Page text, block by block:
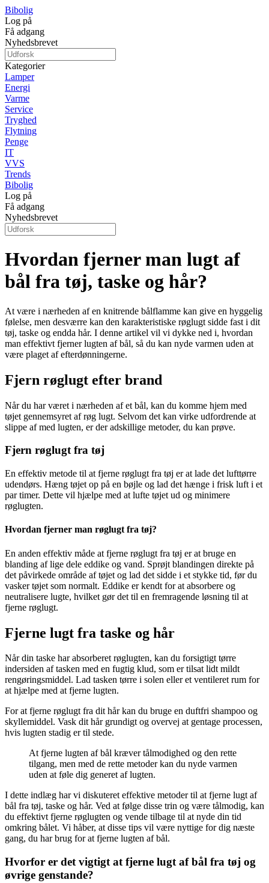
Bibolig
Log på
Få adgang
Nyhedsbrevet
Kategorier
Lamper
Energi
Varme
Service
Tryghed
Flytning
Penge
IT
VVS
Trends
Bibolig
Log på
Få adgang
Nyhedsbrevet
Hvordan fjerner man lugt af
bål fra tøj, taske og hår?
At være i nærheden af en knitrende bålflamme kan give en hyggelig
følelse, men desværre kan den karakteristiske røglugt sidde fast i dit
tøj, taske og endda hår. I denne artikel vil vi dykke ned i, hvordan
man effektivt fjerner lugten af bål, så du kan nyde varmen uden at
være plaget af efterdønningerne.
Fjern røglugt efter brand
Når du har været i nærheden af et bål, kan du komme hjem med
tøjet gennemsyret af røg lugt. Selvom det kan virke udfordrende at
slippe af med lugten, er der adskillige metoder, du kan prøve.
Fjern røglugt fra tøj
En effektiv metode til at fjerne røglugt fra tøj er at lade det lufttørre
udendørs. Hæng tøjet op på en bøjle og lad det hænge i frisk luft i et
par timer. Dette vil hjælpe med at lufte tøjet ud og minimere
røglugten.
Hvordan fjerner man røglugt fra tøj?
En anden effektiv måde at fjerne røglugt fra tøj er at bruge en
blanding af lige dele eddike og vand. Sprøjt blandingen direkte på
det påvirkede område af tøjet og lad det sidde i et stykke tid, før du
vasker tøjet som normalt. Eddike er kendt for at absorbere og
neutralisere lugte, hvilket gør det til en fremragende løsning til at
fjerne røglugt.
Fjerne lugt fra taske og hår
Når din taske har absorberet røglugten, kan du forsigtigt tørre
indersiden af tasken med en fugtig klud, som er tilsat lidt mildt
rengøringsmiddel. Lad tasken tørre i solen eller et ventileret rum for
at hjælpe med at fjerne lugten.
For at fjerne røglugt fra dit hår kan du bruge en duftfri shampoo og
skyllemiddel. Vask dit hår grundigt og overvej at gentage processen,
hvis lugten stadig er til stede.
At fjerne lugten af bål kræver tålmodighed og den rette
tilgang, men med de rette metoder kan du nyde varmen
uden at føle dig generet af lugten.
I dette indlæg har vi diskuteret effektive metoder til at fjerne lugt af
bål fra tøj, taske og hår. Ved at følge disse trin og være tålmodig, kan
du effektivt fjerne røglugten og vende tilbage til at nyde din tid
omkring bålet. Vi håber, at disse tips vil være nyttige for dig næste
gang, du har brug for at fjerne lugten af bål.
Hvorfor er det vigtigt at fjerne lugt af bål fra tøj og
øvrige genstande?